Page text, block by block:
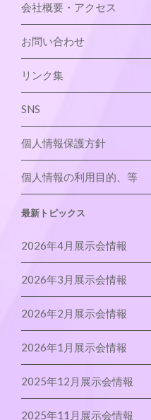
会社概要・アクセス
お問い合わせ
リンク集
SNS
個人情報保護方針
個人情報の利用目的、等
最新トピックス
2026年4月展示会情報
2026年3月展示会情報
2026年2月展示会情報
2026年1月展示会情報
2025年12月展示会情報
2025年11月展示会情報